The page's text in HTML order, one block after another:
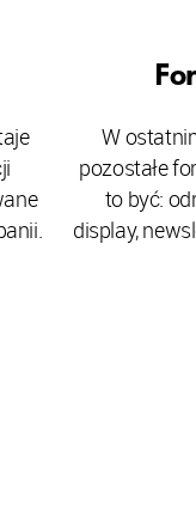
W
pozostałe
to być:
display,